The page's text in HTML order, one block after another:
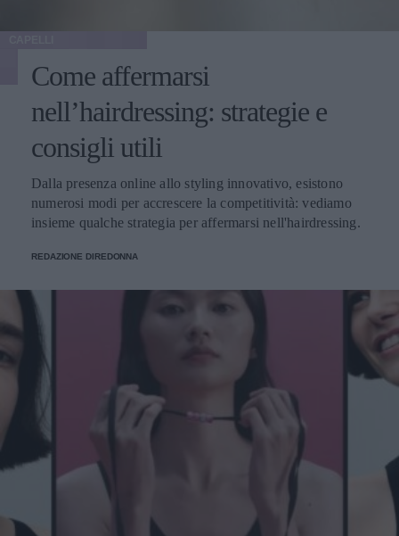
Come affermarsi
nell’hairdressing: strategie e
consigli utili
Dalla presenza online allo styling innovativo, esistono
numerosi modi per accrescere la competitività: vediamo
insieme qualche strategia per affermarsi nell'hairdressing.
REDAZIONE DIREDONNA